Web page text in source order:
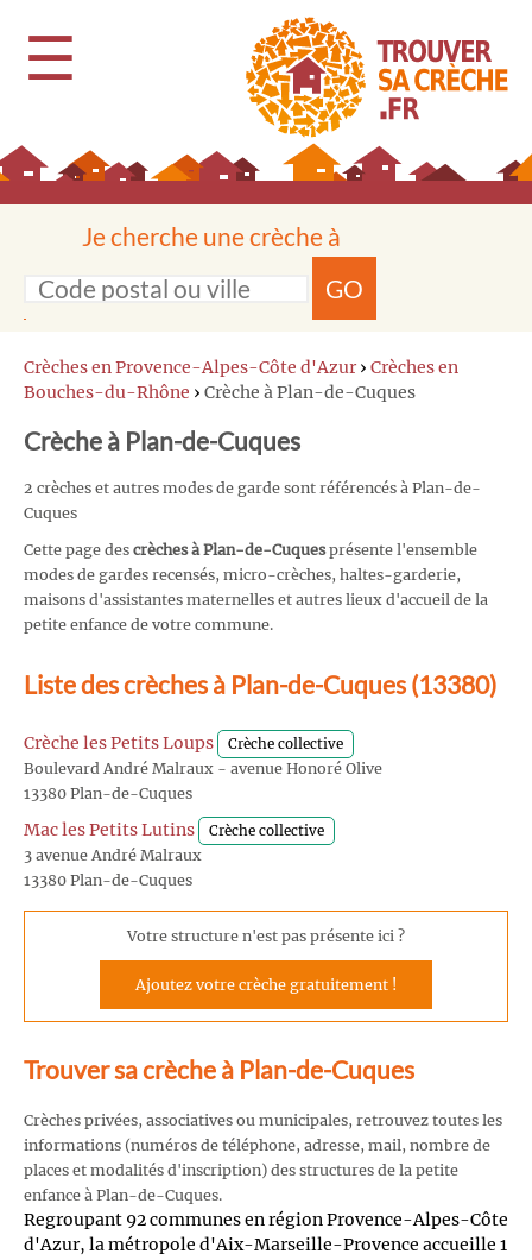
☰
Je cherche une crèche à
GO
Crèches en Provence-Alpes-Côte d'Azur › Crèches en
Bouches-du-Rhône › Crèche à Plan-de-Cuques
Crèche à Plan-de-Cuques
2 crèches et autres modes de garde sont référencés à Plan-de-
Cuques
Cette page des crèches à Plan-de-Cuquesprésente l'ensemble
modes de gardes recensés, micro-crèches, haltes-garderie,
maisons d'assistantes maternelles et autres lieux d'accueil de la
petite enfance de votre commune.
Liste des crèches à Plan-de-Cuques (13380)
Crèche les Petits Loups Crèche collective
Boulevard André Malraux - avenue Honoré Olive
13380 Plan-de-Cuques
Mac les Petits Lutins Crèche collective
3 avenue André Malraux
13380 Plan-de-Cuques
Votre structure n'est pas présente ici ?
Ajoutez votre crèche gratuitement !
Trouver sa crèche à Plan-de-Cuques
Crèches privées, associatives ou municipales, retrouvez toutes les
informations (numéros de téléphone, adresse, mail, nombre de
places et modalités d'inscription) des structures de la petite
enfance à Plan-de-Cuques.
Regroupant 92 communes en région Provence-Alpes-Côte
d'Azur, la métropole d'Aix-Marseille-Provence accueille 1